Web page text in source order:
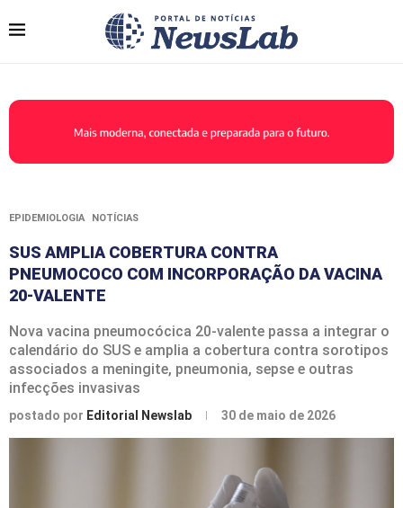
EPIDEMIOLOGIA NOTÍCIAS
SUS AMPLIA COBERTURA CONTRA
PNEUMOCOCO COM INCORPORAÇÃO DA VACINA
20-VALENTE
Nova vacina pneumocócica 20-valente passa a integrar o
calendário do SUS e amplia a cobertura contra sorotipos
associados a meningite, pneumonia, sepse e outras
infecções invasivas
postado por Editorial Newslab 30 de maio de 2026